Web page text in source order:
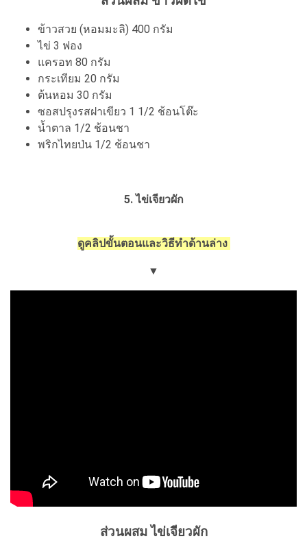
ข้าวสวย (หอมมะลิ) 400 กรัม
ไข่ 3 ฟอง
แครอท 80 กรัม
กระเทียม 20 กรัม
ต้นหอม 30 กรัม
ซอสปรุงรสฝาเขียว 1 1/2 ช้อนโต๊ะ
น้ำตาล 1/2 ช้อนชา
พริกไทยป่น 1/2 ช้อนชา
5.ไข่เจียวผัก
ดูคลิปขั้นตอนและวิธีทำด้านล่าง
▼
ส่วนผสม ไข่เจียวผัก